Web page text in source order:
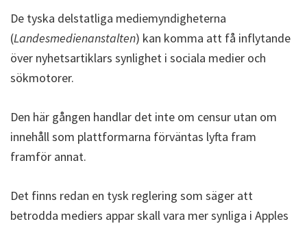
De tyska delstatliga mediemyndigheterna
(Landesmedienanstalten) kan komma att få inflytande
över nyhetsartiklars synlighet i sociala medier och
sökmotorer.
Den här gången handlar det inte om censur utan om
innehåll som plattformarna förväntas lyfta fram
framför annat.
Det finns redan en tysk reglering som säger att
betrodda mediers appar skall vara mer synliga i Apples